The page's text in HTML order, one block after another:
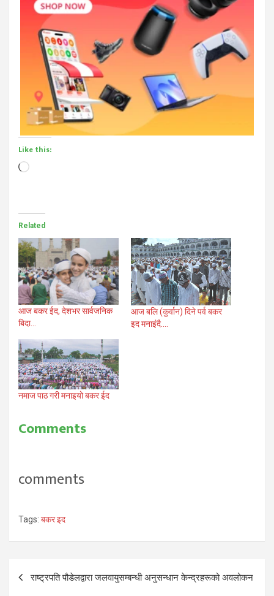
Like this:
Loading…
Related
आज बकर ईद, देशभर सार्वजनिक
बिदा…
आज बलि (कुर्वान) दिने पर्व बकर
इद मनाइंदै….
नमाज पाठ गरी मनाइयो बकर ईद
Comments
comments
Tags: बकर इद
Post
navigation
राष्ट्रपति पौडेलद्वारा जलवायुसम्बन्धी अनुसन्धान केन्द्रहरूको अवलोकन